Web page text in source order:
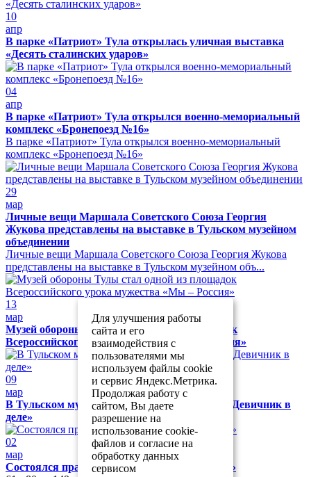
10
апр
В парке «Патриот» Тула открылась уличная выставка
«Десять сталинских ударов»
04
апр
В парке «Патриот» Тула открылся военно-мемориальный
комплекс «Бронепоезд №16»
В парке «Патриот» Тула открылся военно-мемориальный
комплекс «Бронепоезд №16»
29
мар
Личные вещи Маршала Советского Союза Георгия
Жукова представлены на выставке в Тульском музейном
объединении
Личные вещи Маршала Советского Союза Георгия Жукова
представлены на выставке в Тульском музейном объ...
13
мар
Музей обороны Тулы стал одной из площадок
Всероссийского урока мужества «Мы – Россия»
09
мар
В Тульском музейном объединении прошёл «Девичник в
деле»
02
мар
Состоялся праздник «Музей собирает друзей»
Для улучшения работы
сайта и его
взаимодействия с
пользователями мы
используем файлы cookie
и сервис Яндекс.Метрика.
Продолжая работу с
сайтом, Вы даете
разрешение на
использование cookie-
файлов и согласие на
обработку данных
сервисом